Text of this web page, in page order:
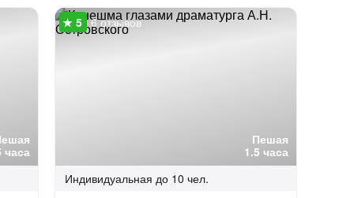
часа
Пешая
1.5 часа
6 отзывов
Индивидуальная до 10 чел.